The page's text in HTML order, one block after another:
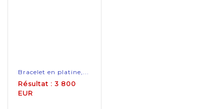
Bracelet en platine,...
Résultat : 3 800
EUR